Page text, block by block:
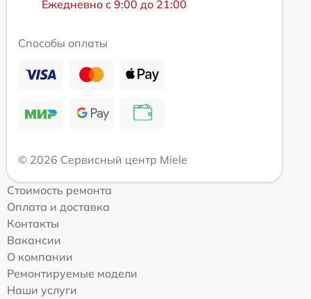
Ежедневно с 9:00 до 21:00
Способы оплаты
© 2026 Сервисный центр Miele
Стоимость ремонта
Оплата и доставка
Контакты
Вакансии
О компании
Ремонтируемые модели
Наши услуги